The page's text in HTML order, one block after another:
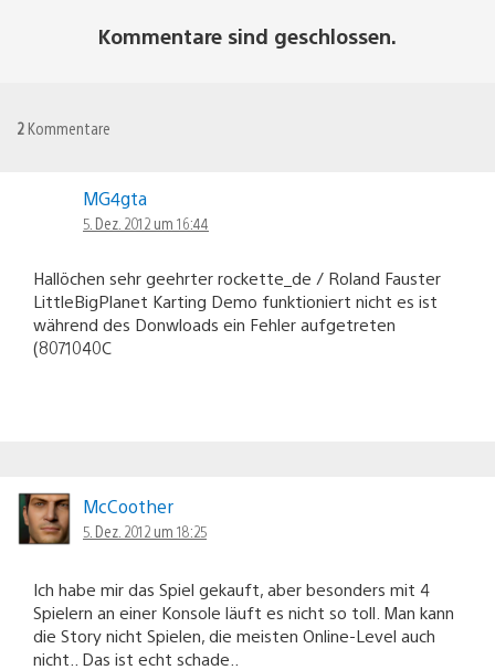
Kommentare sind geschlossen.
2 Kommentare
MG4gta
5. Dez. 2012 um 16:44
Hallöchen sehr geehrter rockette_de / Roland Fauster
LittleBigPlanet Karting Demo funktioniert nicht es ist
während des Donwloads ein Fehler aufgetreten
(8071040C
McCoother
5. Dez. 2012 um 18:25
Ich habe mir das Spiel gekauft, aber besonders mit 4
Spielern an einer Konsole läuft es nicht so toll. Man kann
die Story nicht Spielen, die meisten Online-Level auch
nicht.. Das ist echt schade..